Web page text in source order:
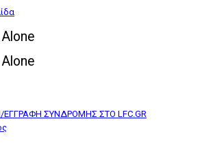
ΣΥΝΔΡΟΜΗΣ ΣΤΟ LFC.GR